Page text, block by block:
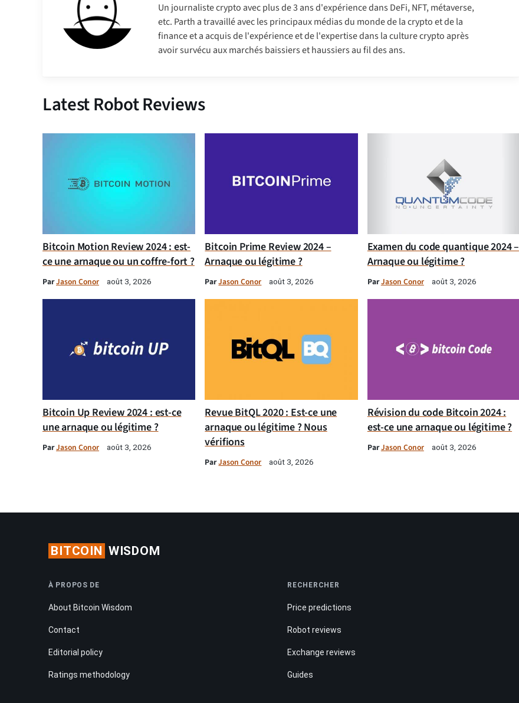
Un journaliste crypto avec plus de 3 ans d'expérience dans DeFi, NFT, métaverse,
etc. Parth a travaillé avec les principaux médias du monde de la crypto et de la
finance et a acquis de l'expérience et de l'expertise dans la culture crypto après
avoir survécu aux marchés baissiers et haussiers au fil des ans.
Latest Robot Reviews
Bitcoin Motion Review 2024 : est-
ce une arnaque ou un coffre-fort ?
ParJason Conor août 3, 2026
Bitcoin Prime Review 2024 –
Arnaque ou légitime ?
ParJason Conor août 3, 2026
Examen du code quantique 2024 –
Arnaque ou légitime ?
ParJason Conor août 3, 2026
Bitcoin Up Review 2024 : est-ce
une arnaque ou légitime ?
ParJason Conor août 3, 2026
Revue BitQL 2020 : Est-ce une
arnaque ou légitime ? Nous
vérifions
ParJason Conor août 3, 2026
Révision du code Bitcoin 2024 :
est-ce une arnaque ou légitime ?
ParJason Conor août 3, 2026
BITCOIN WISDOM
À PROPOS DE
About Bitcoin Wisdom
Contact
Editorial policy
Ratings methodology
RECHERCHER
Price predictions
Robot reviews
Exchange reviews
Guides